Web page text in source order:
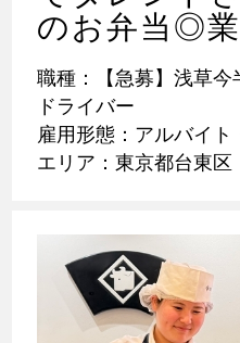
のお弁当◎
職種：【急募】浅草
ドライバー
雇用形態：アルバイト
エリア：東京都台東区